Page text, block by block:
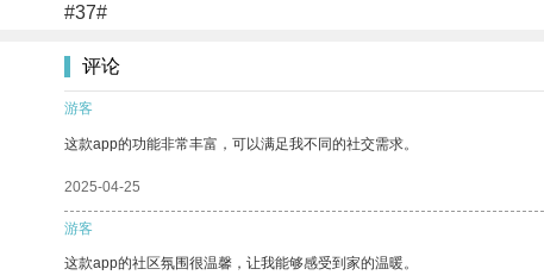
#37#
评论
游客
这款app的功能非常丰富，可以满足我不同的社交需求。
2025-04-25
游客
这款app的社区氛围很温馨，让我能够感受到家的温暖。